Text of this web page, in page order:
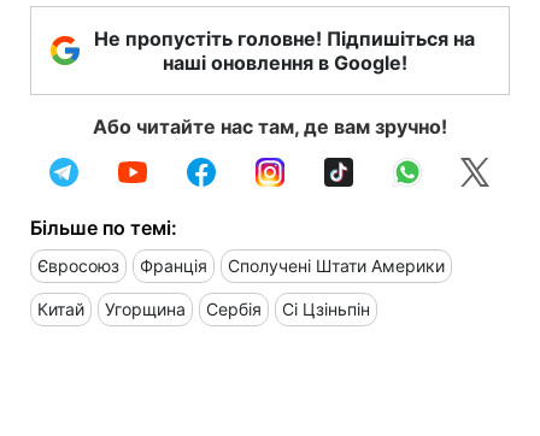
Не пропустіть головне! Підпишіться на
наші оновлення в Google!
Або читайте нас там, де вам зручно!
Більше по темі:
Євросоюз Франція Сполучені Штати Америки
Китай Угорщина Сербія Сі Цзіньпін